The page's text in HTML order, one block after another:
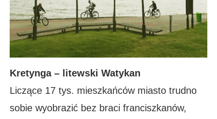
Kretynga – litewski Watykan
Liczące 17 tys. mieszkańców miasto trudno
sobie wyobrazić bez braci franciszkanów,